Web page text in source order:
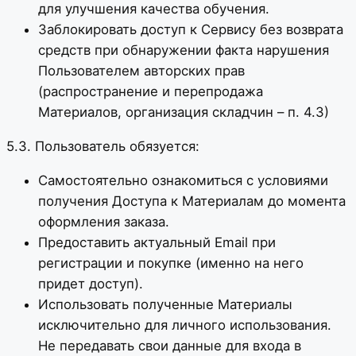
для улучшения качества обучения.
Заблокировать доступ к Сервису без возврата
средств при обнаружении факта нарушения
Пользователем авторских прав
(распространение и перепродажа
Материалов, организация складчин – п. 4.3)
5.3. Пользователь обязуется:
Самостоятельно ознакомиться с условиями
получения Доступа к Материалам до момента
оформления заказа.
Предоставить актуальный Email при
регистрации и покупке (именно на него
придет доступ).
Использовать полученные Материалы
исключительно для личного использования.
Не передавать свои данные для входа в